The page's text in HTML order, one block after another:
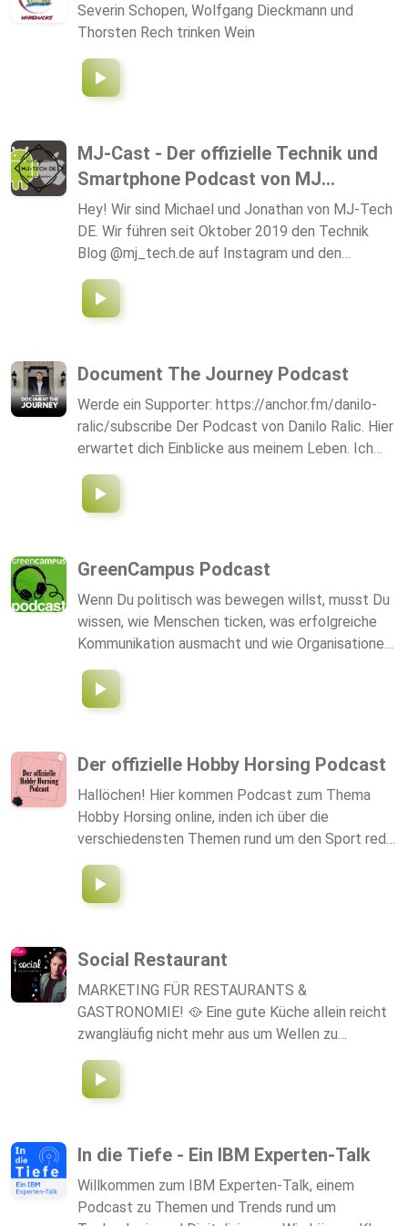
Vertriebsspezialisten Frank, mal mit Branchen-
oder Digitalisierungsexperten im Interview.
Severin Schopen, Wolfgang Dieckmann und
Thorsten Rech trinken Wein
MJ-Cast - Der offizielle Technik und
Smartphone Podcast von MJ...
Hey! Wir sind Michael und Jonathan von MJ-Tech
DE. Wir führen seit Oktober 2019 den Technik
Blog @mj_tech.de auf Instagram und den
Youtube Kanal MJ-Tech DE, auf dem wir alles
rund um Technik posten. Dies ist der offizielle
Podcast von MJ-Tech DE, in dem es aber nicht
euch viel Spaß beim zuhören ;)
Document The Journey Podcast
Werde ein Supporter: https://anchor.fm/danilo-
ralic/subscribe Der Podcast von Danilo Ralic. Hier
erwartet dich Einblicke aus meinem Leben. Ich
spreche über viele verschiedene Themen aus
meiner Perspektive. Wenn mir auch nur eine
Person schreibt, dass mein Podcast sie motiviert
wollten, sich aber noch nicht dazu motivieren
konnten, dann ist mein Job getan. Abonniere mich
gerne auf Insta und schreib mir eine Nachricht
@daneralic
GreenCampus Podcast
Wenn Du politisch was bewegen willst, musst Du
wissen, wie Menschen ticken, was erfolgreiche
Kommunikation ausmacht und wie Organisationen
nach vorne kommen. Was ist wichtig? Was gibt’s
Neues? Wie machen es andere? Christian Neuner-
Duttenhofer von GreenCampus spricht darüber
Der offizielle Hobby Horsing Podcast
Hallöchen! Hier kommen Podcast zum Thema
Hobby Horsing online, inden ich über die
verschiedensten Themen rund um den Sport rede.
Unteranderem werden hier dann auch Interviews
mit den verschiedensten Personen zu finden sein.
Bis dann!
Social Restaurant
MARKETING FÜR RESTAURANTS &
GASTRONOMIE! 🥘 Eine gute Küche allein reicht
zwangläufig nicht mehr aus um Wellen zu
schlagen und die Bekanntheit zu steigern. Die
Digitalisierung hat bereits etliche Bereiche
komplett verändert, auch die Gastronomie sowie
heutzuge so sehr, wie die eigene organische
Reichweite. Diese bringt Ihnen "Kunden auf Abruf"
In unserem Podcast erfahren Sie alles über neue
Medien, Funnelsysteme und wie Sie mit wenigen
In die Tiefe - Ein IBM Experten-Talk
Willkommen zum IBM Experten-Talk, einem
Podcast zu Themen und Trends rund um